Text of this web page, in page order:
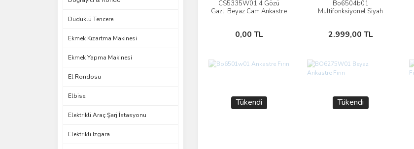
Düdüklü Tencere
Ekmek Kızartma Makinesi
Ekmek Yapma Makinesi
El Rondosu
Elbise
Elektrikli Araç Şarj İstasyonu
Elektrikli Izgara
CS5335W01 4 Gözü
Gazlı Beyaz Cam Ankastre
0,00 TL
İncele
Stokta Yok
Bo6504b01
Multifonksiyonel Siyah
2.999,00 TL
İncele
Stokta Yok
Tükendi Tükendi